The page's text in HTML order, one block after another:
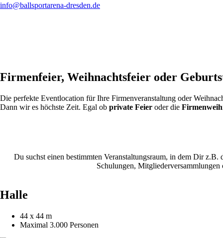
info@ballsportarena-dresden.de
Firmenfeier, Weihnachtsfeier oder
Die perfekte Eventlocation für Ihre Firmenveranstaltung oder
Dann wir es höchste Zeit. Egal ob private Feier oder die
Du suchst einen bestimmten Veranstaltungsraum, in dem Dir
Schulungen,
Halle
44 x 44 m
Maximal 3.000 Personen